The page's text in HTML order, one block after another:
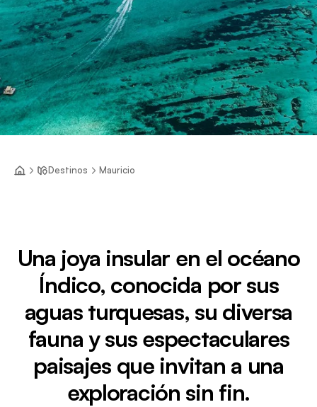
Destinos Mauricio
Una joya insular en el océano
Índico, conocida por sus
aguas turquesas, su diversa
fauna y sus espectaculares
paisajes que invitan a una
exploración sin fin.